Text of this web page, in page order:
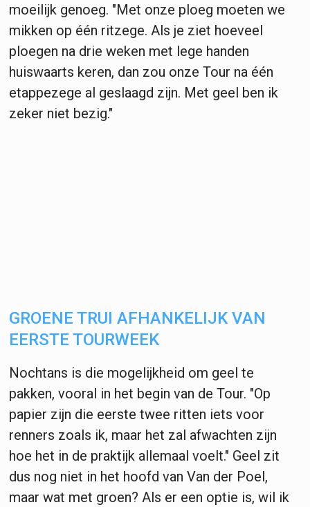
moeilijk genoeg. "Met onze ploeg moeten we
mikken op één ritzege. Als je ziet hoeveel
ploegen na drie weken met lege handen
huiswaarts keren, dan zou onze Tour na één
etappezege al geslaagd zijn. Met geel ben ik
zeker niet bezig."
GROENE TRUI AFHANKELIJK VAN
EERSTE TOURWEEK
Nochtans is die mogelijkheid om geel te
pakken, vooral in het begin van de Tour. "Op
papier zijn die eerste twee ritten iets voor
renners zoals ik, maar het zal afwachten zijn
hoe het in de praktijk allemaal voelt." Geel zit
dus nog niet in het hoofd van Van der Poel,
maar wat met groen? Als er een optie is, wil ik